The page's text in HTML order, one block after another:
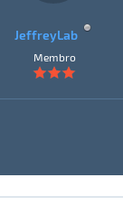
JeffreyLab
Membro